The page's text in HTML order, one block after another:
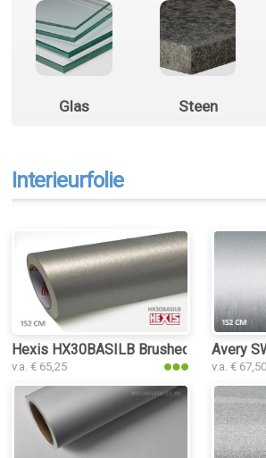
Glas Steen
Interieurfolie
Hexis HX30BASILB Brushed
v.a. € 65,25
Avery
v.a. € 67,50